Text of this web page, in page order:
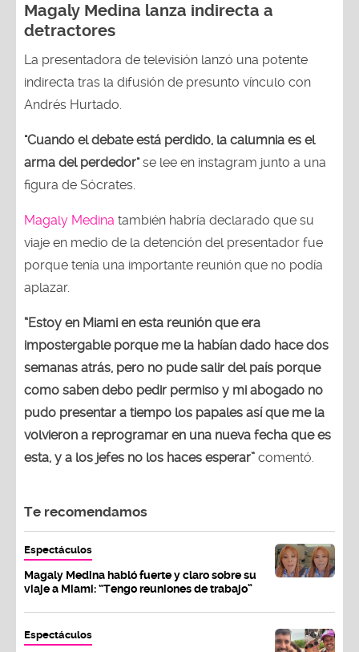
Magaly Medina lanza indirecta a
detractores
La presentadora de televisión lanzó una potente
indirecta tras la difusión de presunto vínculo con
Andrés Hurtado.
"Cuando el debate está perdido, la calumnia es el
arma del perdedor"se lee en instagram junto a una
figura de Sócrates.
Magaly Medina también habría declarado que su
viaje en medio de la detención del presentador fue
porque tenía una importante reunión que no podía
aplazar.
“Estoy en Miami en esta reunión que era
impostergable porque me la habían dado hace dos
semanas atrás, pero no pude salir del país porque
como saben debo pedir permiso y mi abogado no
pudo presentar a tiempo los papales así que me la
volvieron a reprogramar en una nueva fecha que es
esta, y a los jefes no los haces esperar” comentó.
Te recomendamos
Espectáculos
Magaly Medina habló fuerte y claro sobre su
viaje a Miami: “Tengo reuniones de trabajo”
Espectáculos